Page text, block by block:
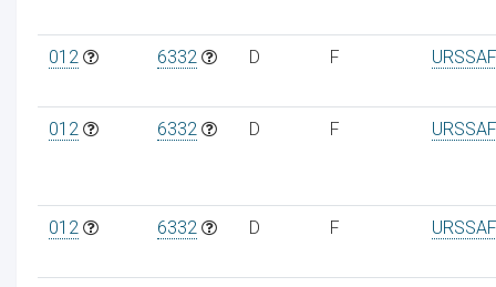
012 6332 D F
012 6332 D F
012 6332 D F